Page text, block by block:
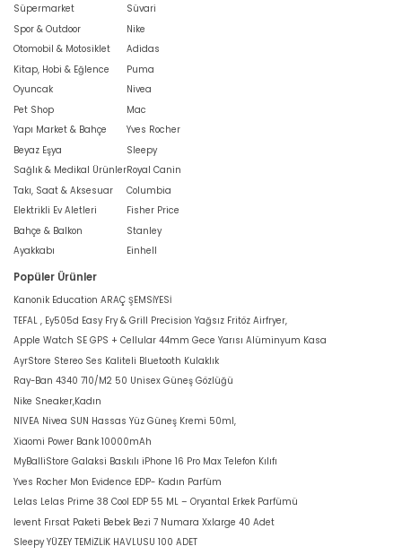
Süpermarket
Spor & Outdoor
Otomobil & Motosiklet
Kitap, Hobi & Eğlence
Oyuncak
Pet Shop
Yapı Market & Bahçe
Beyaz Eşya
Sağlık & Medikal Ürünler
Takı, Saat & Aksesuar
Elektrikli Ev Aletleri
Bahçe & Balkon
Ayakkabı
Süvari
Nike
Adidas
Puma
Nivea
Mac
Yves Rocher
Sleepy
Royal Canin
Columbia
Fisher Price
Stanley
Einhell
Popüler Ürünler
Kanonik Education ARAÇ ŞEMSİYESİ
TEFAL , Ey505d Easy Fry & Grill Precision Yağsız Fritöz Airfryer,
Apple Watch SE GPS + Cellular 44mm Gece Yarısı Alüminyum Kasa
AyrStore Stereo Ses Kaliteli Bluetooth Kulaklık
Ray-Ban 4340 710/M2 50 Unisex Güneş Gözlüğü
Nike Sneaker,Kadın
NIVEA Nivea SUN Hassas Yüz Güneş Kremi 50ml,
Xiaomi Power Bank 10000mAh
MyBalliStore Galaksi Baskılı iPhone 16 Pro Max Telefon Kılıfı
Yves Rocher Mon Evidence EDP- Kadın Parfüm
Lelas Lelas Prime 38 Cool EDP 55 ML – Oryantal Erkek Parfümü
levent Fırsat Paketi Bebek Bezi 7 Numara Xxlarge 40 Adet
Sleepy YÜZEY TEMİZLİK HAVLUSU 100 ADET